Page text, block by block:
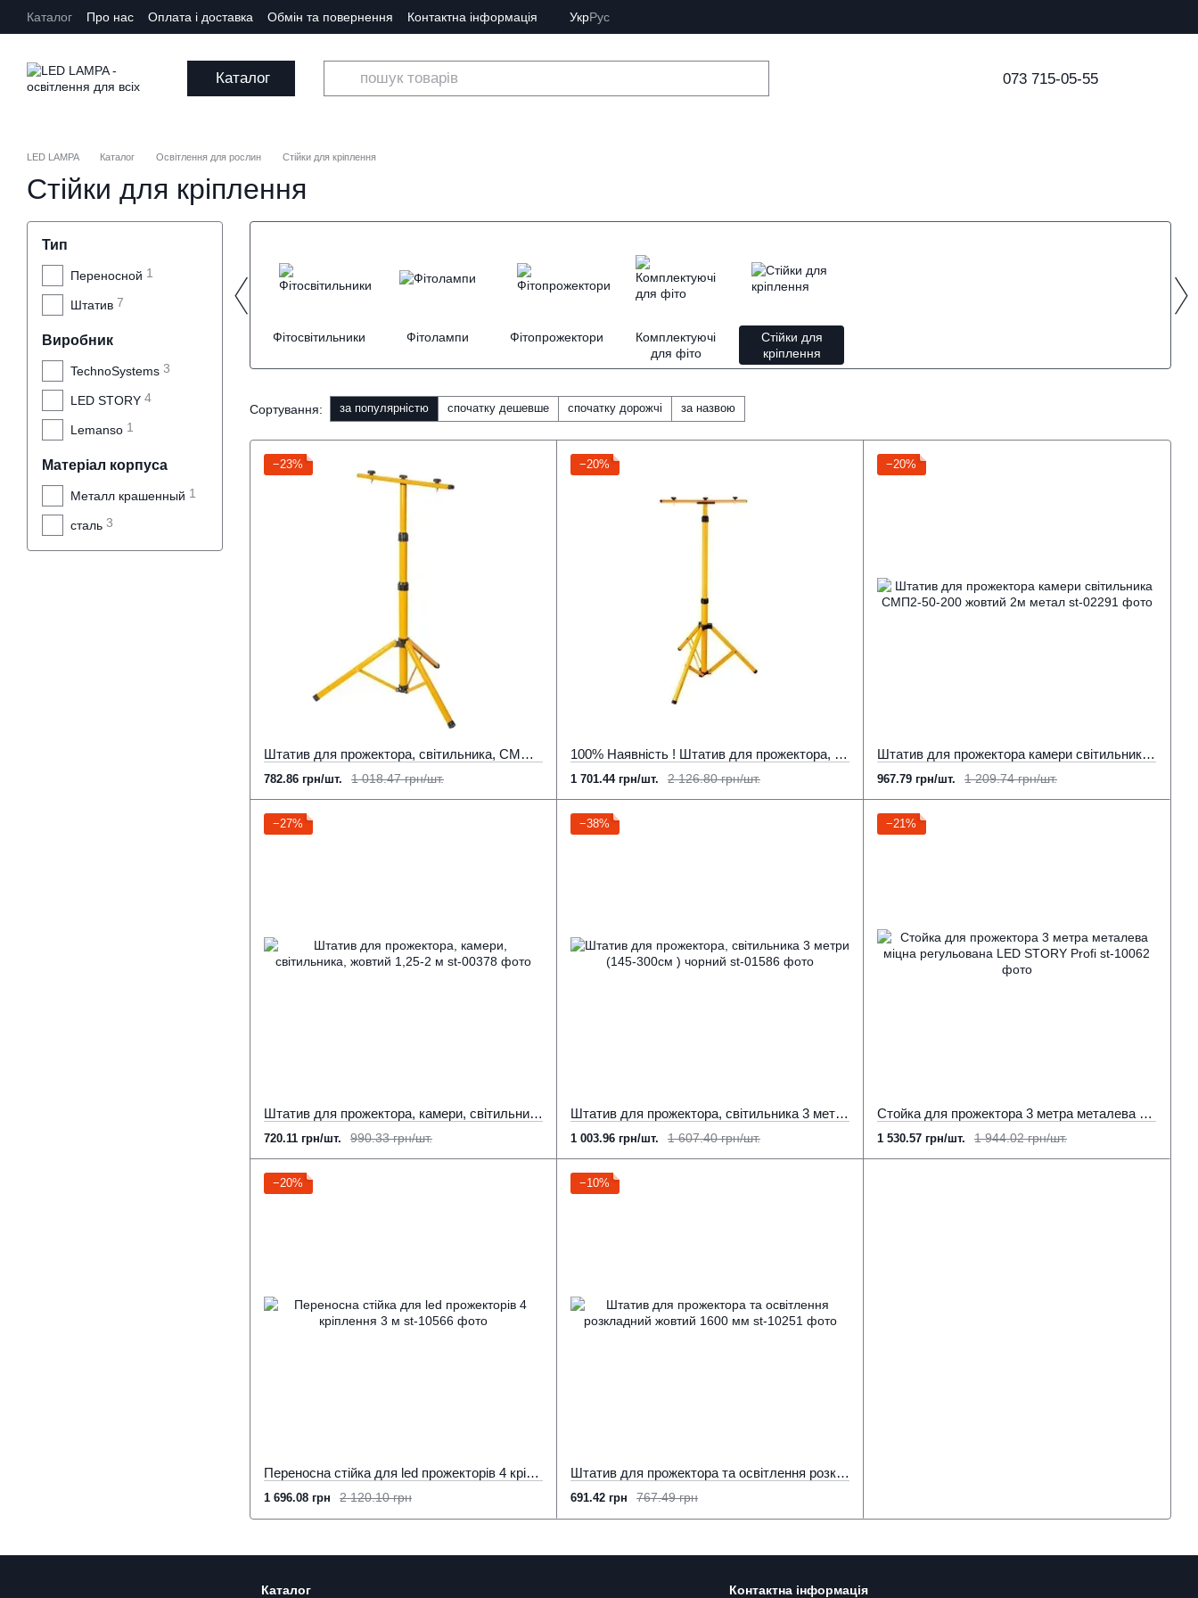
Перейти до основного контенту
Каталог Про нас Оплата і доставка Обмін та повернення Контактна інформація УкрРус
Каталог 073 715-05-55
LED LAMPA Каталог Освітлення для рослин Стійки для кріплення
Стійки для кріплення
Фітосвітильники Фітолампи Фітопрожектори
Комплектуючі
для фіто
Стійки для
кріплення
Сортування: за популярністю спочатку дешевше спочатку дорожчі за назвою
−23%
Штатив для прожектора, світильника, СМП2-50 жовтий 65-160 см метал
1 018.47 грн/шт.
782.86 грн/шт.
−20%
100% Наявність ! Штатив для прожектора, світильника, СМП2-50-300 жовтий 300 см метал
2 126.80 грн/шт.
1 701.44 грн/шт.
−20%
Штатив для прожектора камери світильника СМП2-50-200 жовтий 2м метал
1 209.74 грн/шт.
967.79 грн/шт.
−27%
Штатив для прожектора, камери, світильника, жовтий 1,25-2 м
990.33 грн/шт.
720.11 грн/шт.
−38%
Штатив для прожектора, світильника 3 метри (145-300см ) чорний
1 607.40 грн/шт.
1 003.96 грн/шт.
−21%
Стойка для прожектора 3 метра металева міцна регульована LED STORY Profi
1 944.02 грн/шт.
1 530.57 грн/шт.
−20%
Переносна стійка для led прожекторів 4 кріплення 3 м
2 120.10 грн
1 696.08 грн
−10%
Штатив для прожектора та освітлення розкладний жовтий 1600 мм
767.49 грн
691.42 грн
Тип
Переносной 1
Штатив 7
Виробник
TechnoSystems 3
LED STORY 4
Lemanso 1
Матеріал корпуса
Металл крашенный 1
сталь 3
Каталог Контактна інформація